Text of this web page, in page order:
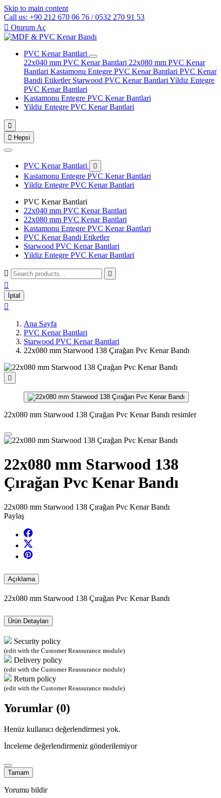
Skip to main content
Call us: +90 212 670 06 76 / 0532 270 91 53
 Oturum Aç
PVC Kenar Bantlari
22x040 mm PVC Kenar Bantlari 22x080 mm PVC Kenar
Bantlari Kastamonu Entegre PVC Kenar Bantlari PVC Kenar
Bandi Etiketler Starwood PVC Kenar Bantlari Yildiz Entegre
PVC Kenar Bantlari
Kastamonu Entegre PVC Kenar Bantlari
Yildiz Entegre PVC Kenar Bantlari

 Hepsi
PVC Kenar Bantlari 
Kastamonu Entegre PVC Kenar Bantlari
Yildiz Entegre PVC Kenar Bantlari
PVC Kenar Bantlari
22x040 mm PVC Kenar Bantlari
22x080 mm PVC Kenar Bantlari
Kastamonu Entegre PVC Kenar Bantlari
PVC Kenar Bandi Etiketler
Starwood PVC Kenar Bantlari
Yildiz Entegre PVC Kenar Bantlari
 

İptal

Ana Sayfa
PVC Kenar Bantlari
Starwood PVC Kenar Bantlari
22x080 mm Starwood 138 Çırağan Pvc Kenar Bandı

22x080 mm Starwood 138 Çırağan Pvc Kenar Bandı resimler
22x080 mm Starwood 138
Çırağan Pvc Kenar Bandı
22x080 mm Starwood 138 Çırağan Pvc Kenar Bandı
Paylaş
Açıklama
22x080 mm Starwood 138 Çırağan Pvc Kenar Bandı
Ürün Detayları
Security policy
(edit with the Customer Reassurance module)
Delivery policy
(edit with the Customer Reassurance module)
Return policy
(edit with the Customer Reassurance module)
Yorumlar (0)
Henüz kullanıcı değerlendirmesi yok.
İnceleme değerlendirmeniz gönderilemiyor
Tamam
Yorumu bildir